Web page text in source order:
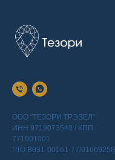
ООО "ТЕЗОРИ ТРЭВЕЛ"
ИНН 9719073540 / КПП
771901001
РТО В031-00161-77/01669258